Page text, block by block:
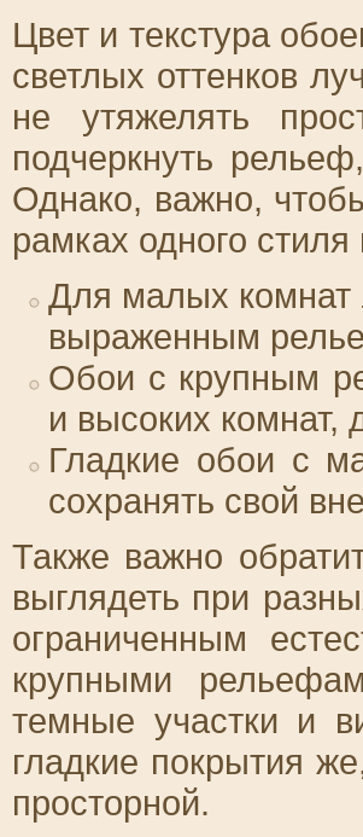
Цвет и текстура
светлых оттенков
не утяжелять
подчеркнуть
Однако, важно,
рамках одного
Для малых комнат
выраженным
Обои с крупным
и высоких комнат,
Гладкие обои с
сохранять свой
Также важно
выглядеть при
ограниченным
крупными
темные участки и
гладкие покрытия
просторной.